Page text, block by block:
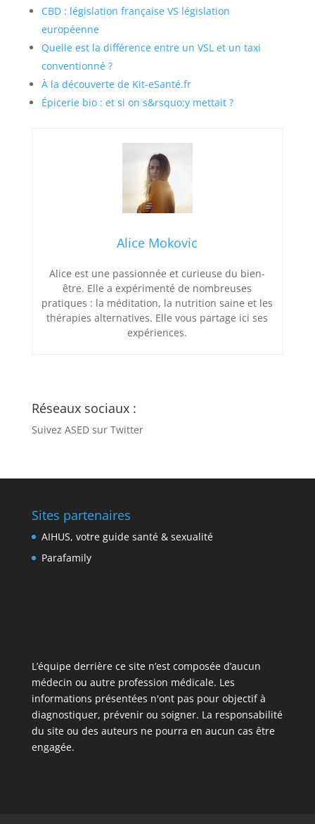
CBD : législation française VS législation
européenne
Quelle est la différence entre un VSL et un taxi
conventionné ?
À la découverte de Kit-eSanté.fr
Épicerie bio : et si on s&rsquo;y mettait ?
Alice Mokovic
Alice est une passionnée et curieuse du bien-
être. Elle a expérimenté de nombreuses
pratiques : la méditation, la nutrition saine et les
thérapies alternatives. Elle vous partage ici ses
expériences.
Réseaux sociaux :
Suivez ASED sur Twitter
Sites partenaires
AIHUS, votre guide santé & sexualité
Parafamily
L’équipe derrière ce site n’est composée d’aucun
médecin ou autre profession médicale. Les
informations présentées n'ont pas pour objectif à
diagnostiquer, prévenir ou soigner. La responsabilité
du site ou des auteurs ne pourra en aucun cas être
engagée.